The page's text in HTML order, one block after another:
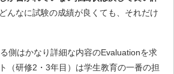
どんなに試験の成績が良くても、それだけ
側はかなり詳細な内容のEvaluationを求
（研修2・3年目）は学生教育の一番の担